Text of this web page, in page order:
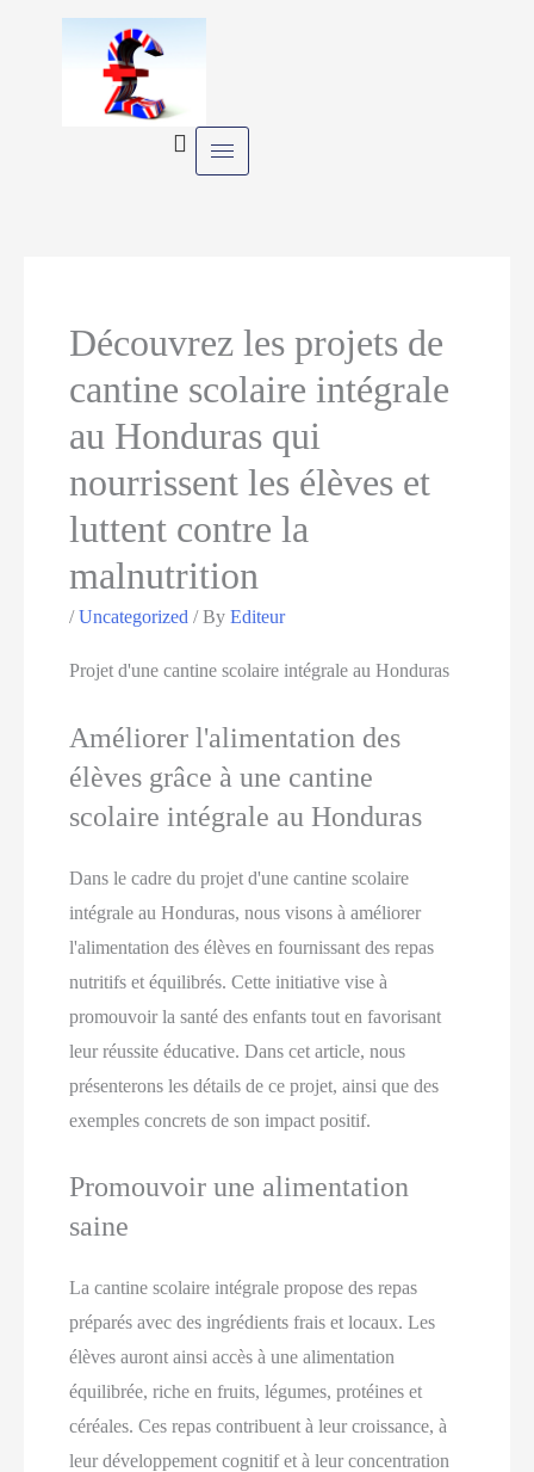
Découvrez les projets de
cantine scolaire intégrale
au Honduras qui
nourrissent les élèves et
luttent contre la
malnutrition
/Uncategorized / ByEditeur
Projet d'une cantine scolaire intégrale au Honduras
Améliorer l'alimentation des
élèves grâce à une cantine
scolaire intégrale au Honduras
Dans le cadre du projet d'une cantine scolaire
intégrale au Honduras, nous visons à améliorer
l'alimentation des élèves en fournissant des repas
nutritifs et équilibrés. Cette initiative vise à
promouvoir la santé des enfants tout en favorisant
leur réussite éducative. Dans cet article, nous
présenterons les détails de ce projet, ainsi que des
exemples concrets de son impact positif.
Promouvoir une alimentation
saine
La cantine scolaire intégrale propose des repas
préparés avec des ingrédients frais et locaux. Les
élèves auront ainsi accès à une alimentation
équilibrée, riche en fruits, légumes, protéines et
céréales. Ces repas contribuent à leur croissance, à
leur développement cognitif et à leur concentration